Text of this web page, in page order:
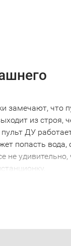
замечают, что
из строя,
ДУ
попасть вода,
не удивительно,